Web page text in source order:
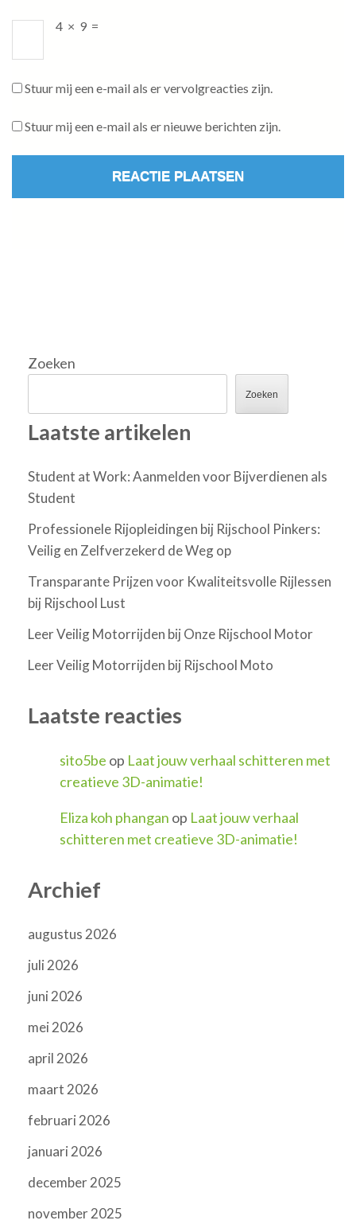
4 × 9 =
Stuur mij een e-mail als er vervolgreacties zijn.
Stuur mij een e-mail als er nieuwe berichten zijn.
Zoeken
Zoeken
Laatste artikelen
Student at Work: Aanmelden voor Bijverdienen als
Student
Professionele Rijopleidingen bij Rijschool Pinkers:
Veilig en Zelfverzekerd de Weg op
Transparante Prijzen voor Kwaliteitsvolle Rijlessen
bij Rijschool Lust
Leer Veilig Motorrijden bij Onze Rijschool Motor
Leer Veilig Motorrijden bij Rijschool Moto
Laatste reacties
sito5be op Laat jouw verhaal schitteren met
creatieve 3D-animatie!
Eliza koh phangan op Laat jouw verhaal
schitteren met creatieve 3D-animatie!
Archief
augustus 2026
juli 2026
juni 2026
mei 2026
april 2026
maart 2026
februari 2026
januari 2026
december 2025
november 2025